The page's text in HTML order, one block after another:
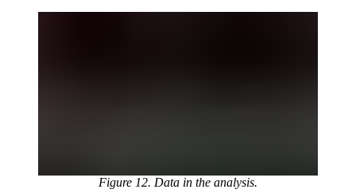
Figure 12. Data in the analysis.